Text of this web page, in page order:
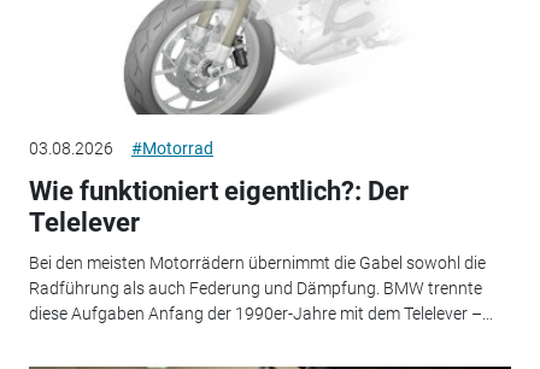
03.08.2026 #Motorrad
Wie funktioniert eigentlich?: Der
Telelever
Bei den meisten Motorrädern übernimmt die Gabel sowohl die
Radführung als auch Federung und Dämpfung. BMW trennte
diese Aufgaben Anfang der 1990er-Jahre mit dem Telelever –...